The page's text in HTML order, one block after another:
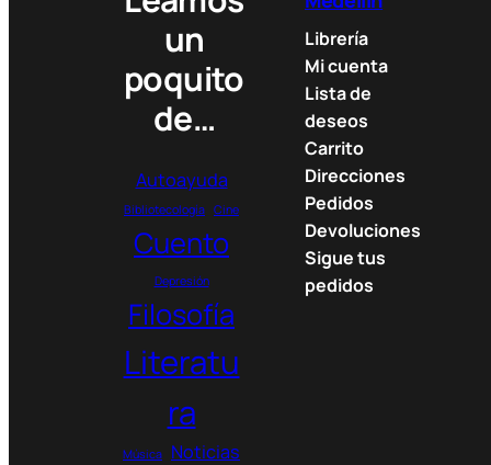
un
poquito
de…
Autoayuda
Bibliotecología Cine
Cuento
Depresión
Filosofía
Literatu
ra
Música Noticias
Librería
Mi cuenta
Lista de
deseos
Carrito
Direcciones
Pedidos
Devoluciones
Sigue tus
pedidos